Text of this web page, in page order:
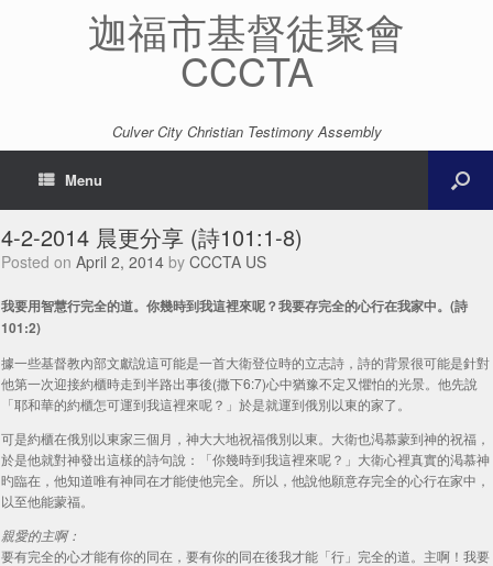
迦福市基督徒聚會
CCCTA
Culver City Christian Testimony Assembly
Menu
4-2-2014 晨更分享 (詩101:1-8)
Posted on April 2, 2014 by CCCTA US
我要用智慧行完全的道。你幾時到我這裡來呢？我要存完全的心行在我家中。(詩
101:2)
據一些基督教內部文獻說這可能是一首大衛登位時的立志詩，詩的背景很可能是針對
他第一次迎接約櫃時走到半路出事後(撒下6:7)心中猶豫不定又懼怕的光景。他先說
「耶和華的約櫃怎可運到我這裡來呢？」於是就運到俄別以東的家了。
可是約櫃在俄別以東家三個月，神大大地祝福俄別以東。大衛也渇慕蒙到神的祝福，
於是他就對神發出這樣的詩句說：「你幾時到我這裡來呢？」大衛心裡真實的渇慕神
旳臨在，他知道唯有神同在才能使他完全。所以，他說他願意存完全的心行在家中，
以至他能蒙福。
親愛的主啊：
要有完全的心才能有你的同在，要有你的同在後我才能「行」完全的道。主啊！我要